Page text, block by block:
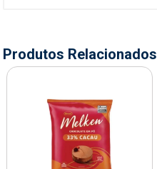
Produtos Relacionados